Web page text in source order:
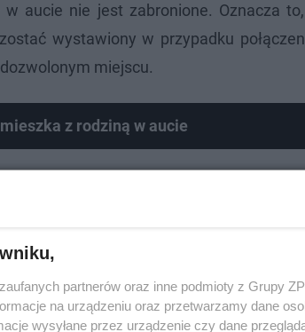
w aucie nie jest zabronione. Oznacza
wystawiony w przypadku
miejscu.
z rodziną w aucie
partnerów oraz inne podmioty z Grupy
na urządzeniu oraz przetwarzamy dane
wysyłane przez urządzenie czy dane